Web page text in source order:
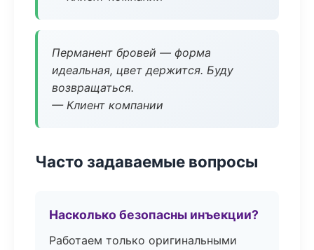
Перманент бровей — форма
идеальная, цвет держится. Буду
возвращаться.
— Клиент компании
Часто задаваемые вопросы
Насколько безопасны инъекции?
Работаем только оригинальными